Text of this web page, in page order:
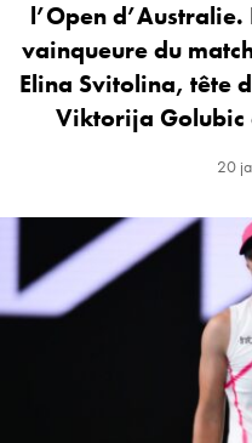
l’Open
vainqueure du
Elina Svitolina, tête
Viktorija Golubic
20